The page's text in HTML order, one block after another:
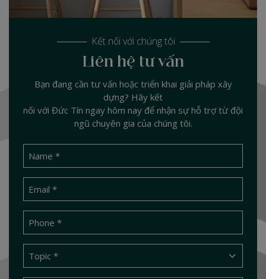
Kết nối với chúng tôi
Liên hệ tư vấn
Bạn đang cần tư vấn hoặc triển khai giải pháp xây
dựng? Hãy kết
nối với Đức Tín ngay hôm nay để nhận sự hỗ trợ từ đội
ngũ chuyên gia của chúng tôi.